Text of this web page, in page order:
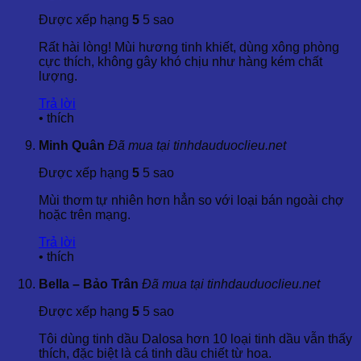
giọt vào các sản phẩm chăm sóc da như kem dưỡng
da, serum để cải thiện độ đàn hồi và dưỡng ẩm cho làn
da.
6. Khuyến Cảo Khi Sử Dụng
Bảo quản
tránh ánh nắng trực tiếp và nơi có nhiệt độ cao.
tiếp trên da. Cần pha với dầu nền với tỷ lệ phù hợp.
mắt và các vùng nhạy cảm.
Lưu ý
: Phụ nữ mang thai, trẻ em dưới 6 tuổi hoặc
người mắc bệnh lý nghiêm trọng nên tham khảo ý kiến
bác sĩ trước khi sử dụng.
7. Kết Luận
Tinh Dầu Nhân Sâm Ấn Độ – Ashwagandha Essential Oil là
tinh thần. Với khả năng chống viêm, chống oxy hóa và
dụng khác nhau, từ chăm sóc sức khỏe, chăm sóc sắc đẹp
đến thư giãn.
Được xếp hạng 5 5 sao
Rất hài lòng! Mùi hương tinh khiết, dùng xông phòng
cực thích, không gây khó chịu như hàng kém chất
lượng.
Trả lời
• thích
Minh Quân Đã mua tại tinhdauduoclieu.net
Được xếp hạng 5 5 sao
Mùi thơm tự nhiên hơn hẳn so với loại bán ngoài chợ
hoặc trên mạng.
Trả lời
• thích
Bella – Bảo Trân Đã mua tại tinhdauduoclieu.net
Được xếp hạng 5 5 sao
Tôi dùng tinh dầu Dalosa hơn 10 loại tinh dầu vẫn thấy
thích, đặc biệt là cá tinh dầu chiết từ hoa.